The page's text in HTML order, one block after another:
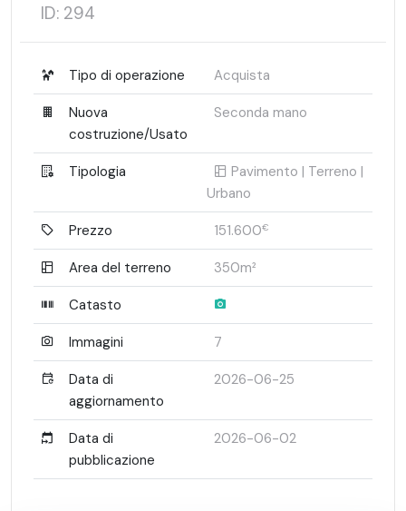
ID: 294
Tipo di operazione Acquista
Nuova
costruzione/Usato
Seconda mano
Tipologia
Pavimento | Terreno |
Urbano
Prezzo 151.600€
Area del terreno 350m²
Catasto
Immagini 7
Data di
aggiornamento
2026-06-25
Data di
pubblicazione
2026-06-02